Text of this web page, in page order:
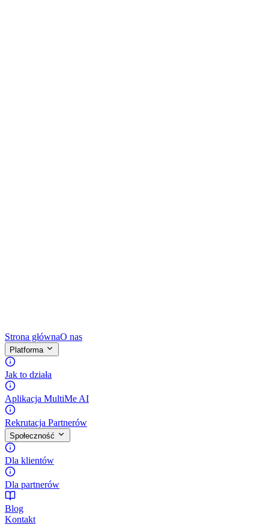
Strona głównaO nas
Platforma
Jak to działa
Aplikacja MultiMe AI
Rekrutacja Partnerów
Społeczność
Dla klientów
Dla partnerów
Blog
Kontakt